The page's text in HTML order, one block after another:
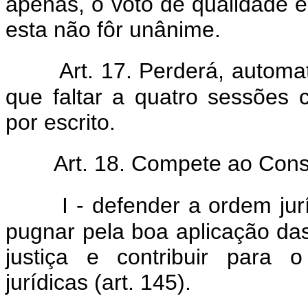
esta não fôr unânime.
Art. 17. Perderá,
que faltar a quatro sessões
por escrito.
Art. 18. Compete ao
I - defender a ordem
pugnar pela boa aplicação
justiça e contribuir para o
jurídicas (art. 145).